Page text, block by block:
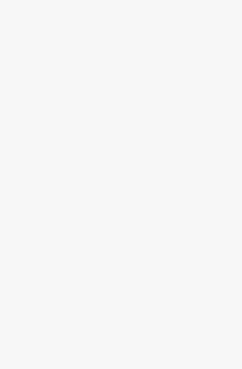
Garrafas
Precisa de gravar